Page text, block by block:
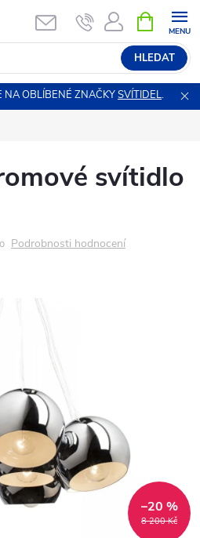
HLEDAT
NÁKUPNÍ
KOŠÍK
NA OBLÍBENÉ ZNAČKYSVÍTIDEL.
svítidlo
Podrobnosti hodnocení
8 200 Kč
–20 %